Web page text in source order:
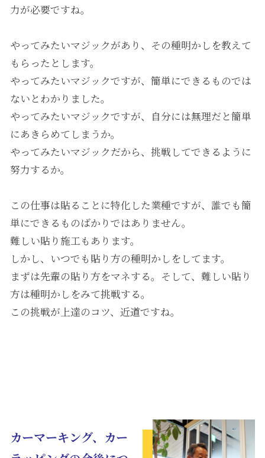
力が必要ですね。
やってみたいマジックがあり、その種明かしを教えて
もらったとします。
やってみたいマジックですが、簡単にできるものでは
ないとわかりました。
やってみたいマジックですが、自分には無理だと簡単
にあきらめてしまうか。
やってみたいマジックだから、挑戦してできるように
努力するか。
この仕事は貼ることに特化した業種ですが、誰でも簡
単にできるものばかりではありません。
難しい貼り施工もあります。
しかし、いつでも貼り方の種明かしをしてます。
まずは先輩の貼り方をマネする。そして、難しい貼り
方は種明かしをみて挑戦する。
この挑戦が上達のコツ、近道ですね。
カーマーキング、カー